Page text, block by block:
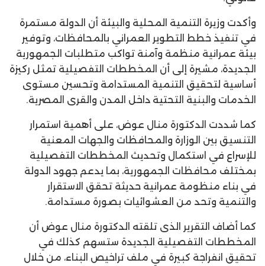
وأكدت وزيرة التنمية المحلية والبيئة أن الدولة مستمرة
في تنفيذ خطط التطوير العمراني بالمحافظات، وتوفير
بيئة عمرانية منظمة وآمنة تواكب متطلبات الجمهورية
الجديدة، مشيرة إلى أن المخططات التفصيلية تمثل ركيزة
أساسية لتحقيق التنمية المستدامة وتحسين مستوى
الخدمات والبنية التحتية داخل المدن والقرى المصرية.
كما شددت الدكتورة منال عوض، على أهمية استمرار
التنسيق بين الوزارة والمحافظات والجهات المعنية
للإسراع في استكمال وتحديث المخططات التفصيلية
بمختلف محافظات الجمهورية، بما يدعم جهود الدولة
في بناء منظومة عمرانية حديثة تحقق الاستقرار
والتنمية وتحد من العشوائيات بصورة مستدامة.
كما أضاف التقرير الذى تلقته الدكتورة منال عوض أن
المخططات التفصيلية الجديدة ستسهم كذلك في
تحقيق انفراجة كبيرة في ملف تراخيص البناء، من خلال